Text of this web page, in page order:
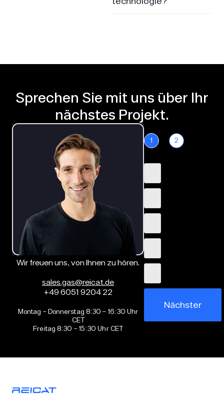
Sprechen Sie mit uns über Ihr
nächstes Projekt.
Wir freuen uns, von Ihnen zu hören.
sales.gas@reicat.de
+49 6051 9204 22
Montag – Donnerstag 8:30 – 16:30 Uhr
CET
Freitag 8:30 – 15:30 Uhr CET
1 2
Nächster